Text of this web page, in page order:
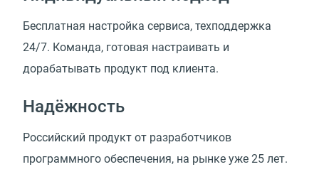
Бесплатная настройка сервиса, техподдержка
24/7. Команда, готовая настраивать и
дорабатывать продукт под клиента.
Надёжность
Российский продукт от разработчиков
программного обеспечения, на рынке уже 25 лет.